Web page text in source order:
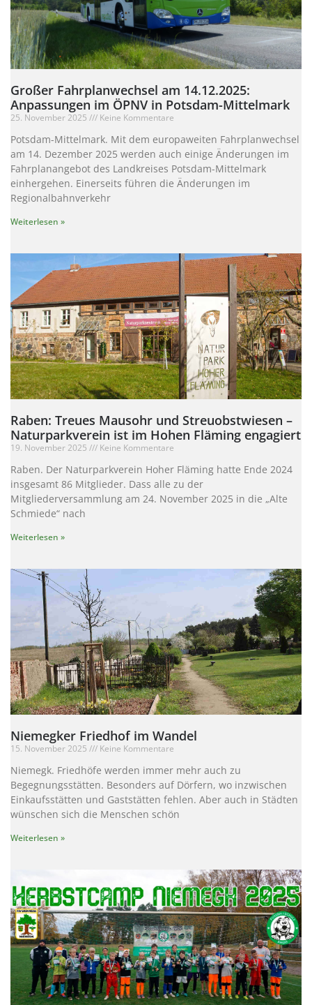
Großer Fahrplanwechsel am 14.12.2025:
Anpassungen im ÖPNV in Potsdam-Mittelmark
25. November 2025 Keine Kommentare
Potsdam-Mittelmark. Mit dem europaweiten Fahrplanwechsel
am 14. Dezember 2025 werden auch einige Änderungen im
Fahrplanangebot des Landkreises Potsdam-Mittelmark
einhergehen. Einerseits führen die Änderungen im
Regionalbahnverkehr
Weiterlesen »
Raben: Treues Mausohr und Streuobstwiesen –
Naturparkverein ist im Hohen Fläming engagiert
19. November 2025 Keine Kommentare
Raben. Der Naturparkverein Hoher Fläming hatte Ende 2024
insgesamt 86 Mitglieder. Dass alle zu der
Mitgliederversammlung am 24. November 2025 in die „Alte
Schmiede“ nach
Weiterlesen »
Niemegker Friedhof im Wandel
15. November 2025 Keine Kommentare
Niemegk. Friedhöfe werden immer mehr auch zu
Begegnungsstätten. Besonders auf Dörfern, wo inzwischen
Einkaufsstätten und Gaststätten fehlen. Aber auch in Städten
wünschen sich die Menschen schön
Weiterlesen »